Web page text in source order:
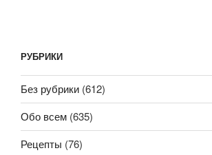
РУБРИКИ
Без рубрики (612)
Обо всем (635)
Рецепты (76)